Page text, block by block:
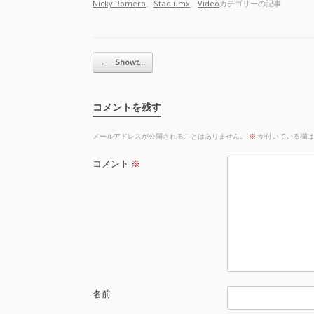
Nicky Romero Stadiumx Videoカテゴリーの記事
投稿ナビゲーション
← Showt…
コメントを残す
メールアドレスが公開されることはありません。 ※ が付いている欄
コメント ※
名前